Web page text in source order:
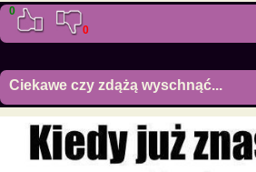
0
0
Ciekawe czy zdążą wyschnąć...